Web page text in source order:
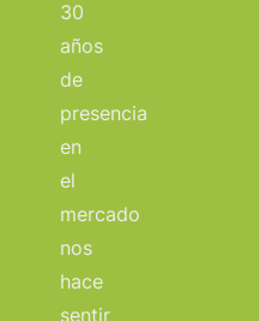
30
años
de
presencia
en
el
mercado
nos
hace
sentir